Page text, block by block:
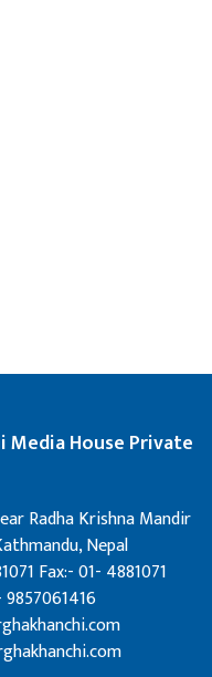
Media House Private
Radha Krishna Mandir
Nepal
Fax:- 01- 4881071